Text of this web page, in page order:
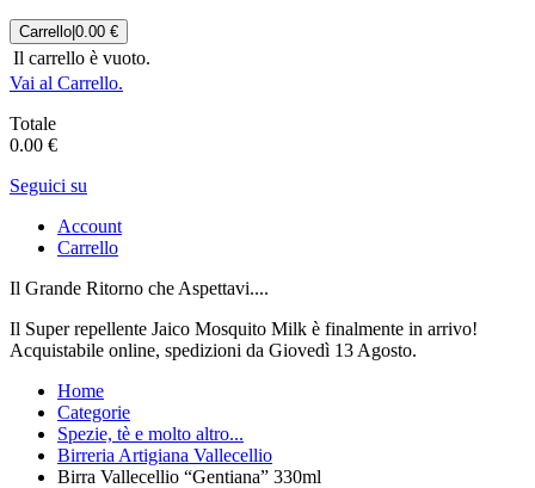
Carrello 0.00 €
Il carrello è vuoto.
Vai al Carrello.
Totale
0.00 €
Seguici su
Account
Carrello
Il Grande Ritorno che Aspettavi....
Il Super repellente Jaico Mosquito Milk è finalmente in arrivo!
Acquistabile online, spedizioni da Giovedì 13 Agosto.
Home
Categorie
Spezie, tè e molto altro...
Birreria Artigiana Vallecellio
Birra Vallecellio “Gentiana” 330ml